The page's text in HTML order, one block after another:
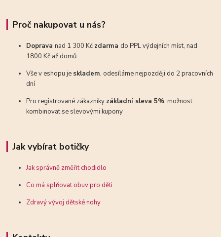
Proč nakupovat u nás?
Dopravanad 1 300 Kč zdarma do PPL výdejních míst, nad
1800 Kč až domů
Vše v eshopu je skladem, odesíláme nejpozději do 2 pracovních
dní
Pro registrované zákazníky základní sleva 5%, možnost
kombinovat se slevovými kupony
Jak vybírat botičky
Jak správně změřit chodidlo
Co má splňovat obuv pro děti
Zdravý vývoj dětské nohy